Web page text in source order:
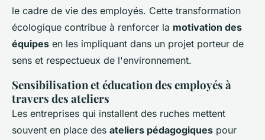
le cadre de vie des employés. Cette transformation
écologique contribue à renforcer la motivation des
équipes en les impliquant dans un projet porteur de
sens et respectueux de l'environnement.
Sensibilisation et éducation des employés à
travers des ateliers
Les entreprises qui installent des ruches mettent
souvent en place des ateliers pédagogiques pour